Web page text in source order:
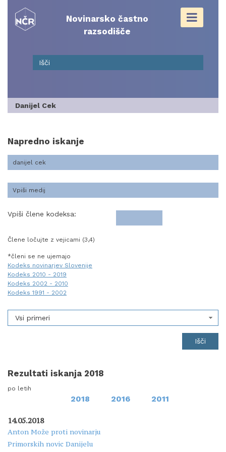
content
Novinarsko častno
razsodišče
Danijel Cek
Napredno iskanje
Vpiši člene kodeksa:
Člene ločujte z vejicami (3,4)
*členi se ne ujemajo
Kodeks novinarjev Slovenije
Kodeks 2010 - 2019
Kodeks 2002 - 2010
Kodeks 1991 - 2002
Vsi primeri
Rezultati iskanja 2018
po letih
2018 2016 2011
14.05.2018
Anton Može proti novinarju
Primorskih novic Danijelu